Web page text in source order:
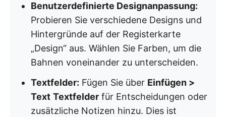
Benutzerdefinierte Designanpassung:
Probieren Sie verschiedene Designs und
Hintergründe auf der Registerkarte
„Design“ aus. Wählen Sie Farben, um die
Bahnen voneinander zu unterscheiden.
Textfelder: Fügen Sie über Einfügen >
Text Textfelder für Entscheidungen oder
zusätzliche Notizen hinzu. Dies ist